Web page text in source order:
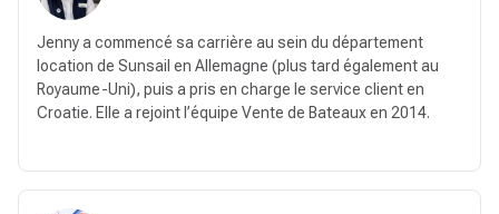
Jenny a commencé sa carrière au sein du département
location de Sunsail en Allemagne (plus tard également au
Royaume-Uni), puis a pris en charge le service client en
Croatie. Elle a rejoint l’équipe Vente de Bateaux en 2014.